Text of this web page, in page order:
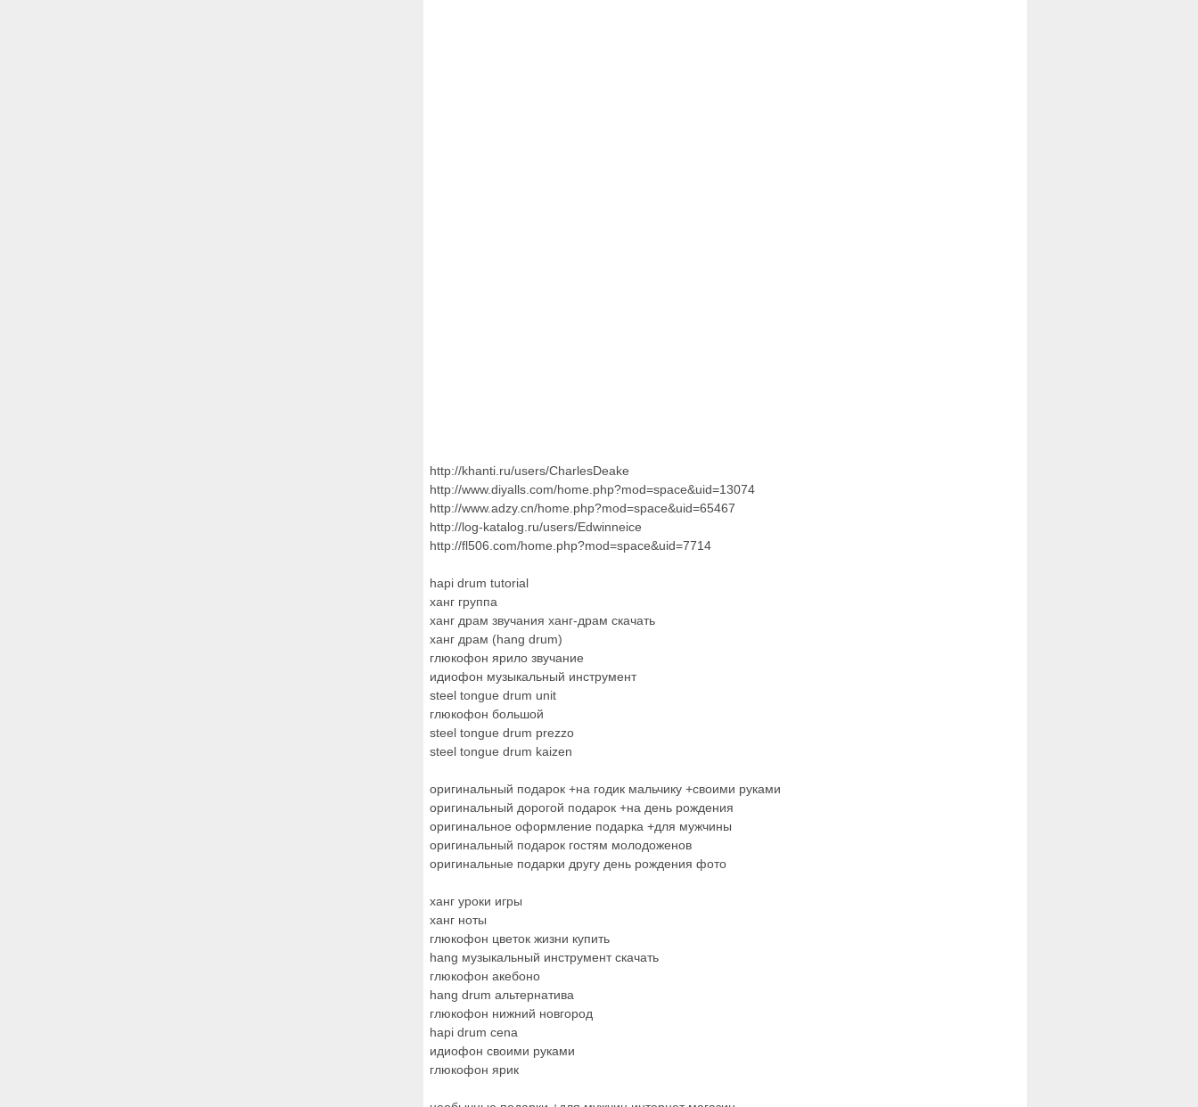
http://khanti.ru/users/CharlesDeake
http://www.diyalls.com/home.php?mod=space&uid=13074
http://www.adzy.cn/home.php?mod=space&uid=65467
http://log-katalog.ru/users/Edwinneice
http://fl506.com/home.php?mod=space&uid=7714
hapi drum tutorial
ханг группа
ханг драм звучания ханг-драм скачать
ханг драм (hang drum)
глюкофон ярило звучание
идиофон музыкальный инструмент
steel tongue drum unit
глюкофон большой
steel tongue drum prezzo
steel tongue drum kaizen
оригинальный подарок +на годик мальчику +своими руками
оригинальный дорогой подарок +на день рождения
оригинальное оформление подарка +для мужчины
оригинальный подарок гостям молодоженов
оригинальные подарки другу день рождения фото
ханг уроки игры
ханг ноты
глюкофон цветок жизни купить
hang музыкальный инструмент скачать
глюкофон акебоно
hang drum альтернатива
глюкофон нижний новгород
hapi drum cena
идиофон своими руками
глюкофон ярик